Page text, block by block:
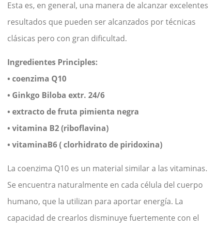
Esta es, en general, una manera de alcanzar excelentes
resultados que pueden ser alcanzados por técnicas
clásicas pero con gran dificultad.
Ingredientes Principles:
• coenzima Q10
• Ginkgo Biloba extr. 24/6
• extracto de fruta pimienta negra
• vitamina B2 (riboflavina)
• vitaminaB6 ( clorhidrato de piridoxina)
La coenzima Q10 es un material similar a las vitaminas.
Se encuentra naturalmente en cada célula del cuerpo
humano, que la utilizan para aportar energía. La
capacidad de crearlos disminuye fuertemente con el